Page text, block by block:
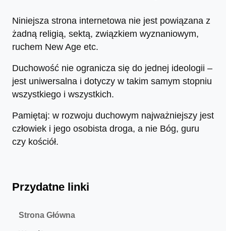
Niniejsza strona internetowa nie jest powiązana z
żadną religią, sektą, związkiem wyznaniowym,
ruchem New Age etc.
Duchowość nie ogranicza się do jednej ideologii –
jest uniwersalna i dotyczy w takim samym stopniu
wszystkiego i wszystkich.
Pamiętaj: w rozwoju duchowym najważniejszy jest
człowiek i jego osobista droga, a nie Bóg, guru
czy kościół.
Przydatne linki
Strona Główna